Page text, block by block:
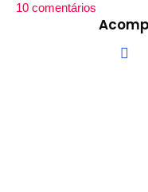
10 comentários